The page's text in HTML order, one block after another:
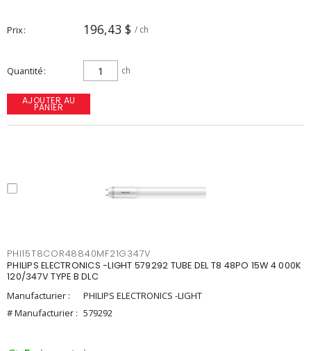
Prix 196,43 $ / ch
Quantité ch
AJOUTER AU
PANIER
PHI15T8COR48840MF21G347V
PHILIPS ELECTRONICS -LIGHT 579292 TUBE DEL T8 48PO 15W 4 000K
120/347V TYPE B DLC
Manufacturier :
PHILIPS ELECTRONICS -LIGHT
# Manufacturier : 579292